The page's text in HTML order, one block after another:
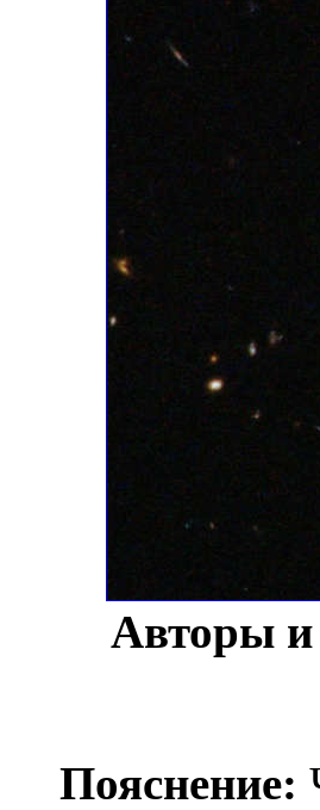
Авторы и
Пояснение: